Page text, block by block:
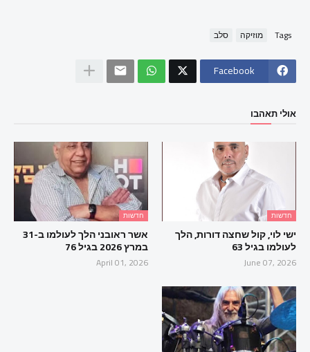
Tags מוזיקה סלב
Facebook
אולי תאהבו
חדשות
ישי לוי, קול שחצה דורות, הלך
לעולמו בגיל 63
June 07, 2026
חדשות
אשר ראובני הלך לעולמו ב-31
במרץ 2026 בגיל 76
April 01, 2026